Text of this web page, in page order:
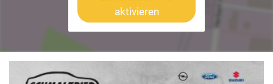
aktivieren